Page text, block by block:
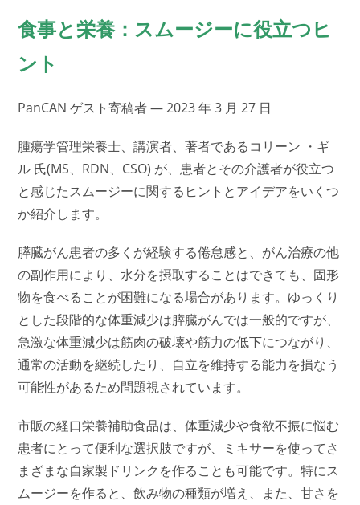
食事と栄養：スムージーに役立つヒ
ント
PanCAN ゲスト寄稿者 — 2023 年 3 月 27 日
腫瘍学管理栄養士、講演者、著者であるコリーン ・ギ
ル 氏(MS、RDN、CSO) が、患者とその介護者が役立つ
と感じたスムージーに関するヒントとアイデアをいくつ
か紹介します。
膵臓がん患者の多くが経験する倦怠感と、がん治療の他
の副作用により、水分を摂取することはできても、固形
物を食べることが困難になる場合があります。ゆっくり
とした段階的な体重減少は膵臓がんでは一般的ですが、
急激な体重減少は筋肉の破壊や筋力の低下につながり、
通常の活動を継続したり、自立を維持する能力を損なう
可能性があるため問題視されています。
市販の経口栄養補助食品は、体重減少や​​食欲不振に悩む
患者にとって便利な選択肢ですが、ミキサーを使ってさ
まざまな自家製ドリンクを作ることも可能です。特にス
ムージーを作ると、飲み物の種類が増え、また、甘さを